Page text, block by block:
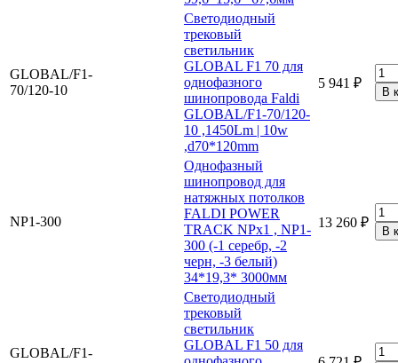
GLOBAL/F1-
70/120-10
Светодиодный
трековый
светильник
GLOBAL F1 70 для
однофазного
шинопровода Faldi
GLOBAL/F1-70/120-
10 ,1450Lm | 10w
,d70*120mm
5 941 ₽
NP1-300
Однофазный
шинопровод для
натяжных потолков
FALDI POWER
TRACK NPx1 , NP1-
300 (-1 серебр, -2
черн, -3 белый)
34*19,3* 3000мм
13 260 ₽
GLOBAL/F1-
Светодиодный
трековый
светильник
GLOBAL F1 50 для